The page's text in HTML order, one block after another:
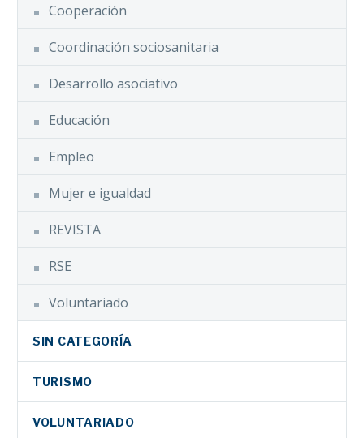
Cooperación
Coordinación sociosanitaria
Desarrollo asociativo
Educación
Empleo
Mujer e igualdad
REVISTA
RSE
Voluntariado
SIN CATEGORÍA
TURISMO
VOLUNTARIADO